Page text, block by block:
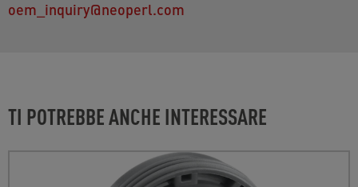
oem_inquiry@neoperl.com
TI POTREBBE ANCHE INTERESSARE